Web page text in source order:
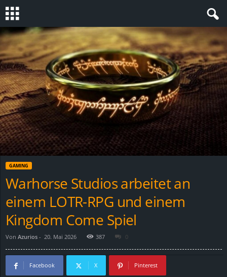
t
e
v
i
n
GAMING
Warhorse Studios arbeitet an
einem LOTR-RPG und einem
Kingdom Come Spiel
Von Azurios - 20. Mai 2026 387 0
Facebook X Pinterest